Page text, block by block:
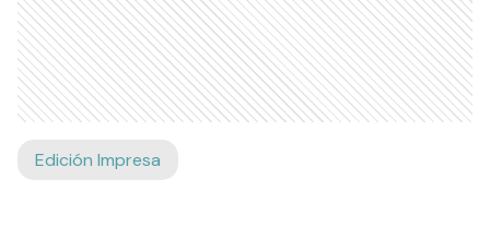
Edición Impresa